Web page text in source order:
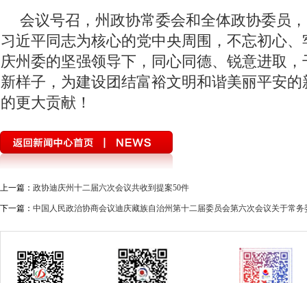
会议号召，州政协常委会和全体政协委员
习近平同志为核心的党中央周围，不忘初心
庆州委的坚强领导下，同心同德、锐意进取
新样子，为建设团结富裕文明和谐美丽平安
的更大贡献！
上一篇： 政协迪庆州十二届六次会议共收到提案50件
下一篇： 中国人民政治协商会议迪庆藏族自治州第十二届委员会第六次会议关于常